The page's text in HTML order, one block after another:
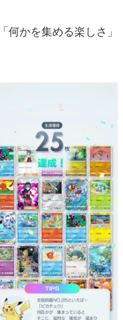
何かを集める楽しさ」